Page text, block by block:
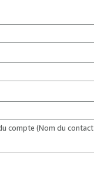
compte (Nom du